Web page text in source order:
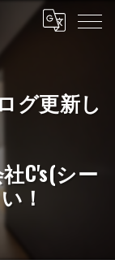
グ更新し
C's(シー
！